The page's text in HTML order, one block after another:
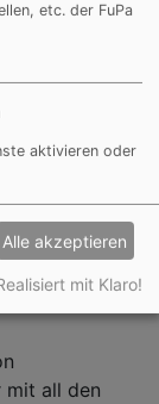
Familie
und
am besten
schön ihr es
wieder
mit all den
etc. der FuPa
aktivieren oder
Alle akzeptieren
mit Klaro!